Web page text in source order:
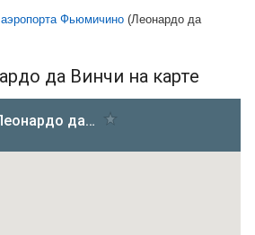
Фьюмичино (Леонардо да
да Винчи на карте